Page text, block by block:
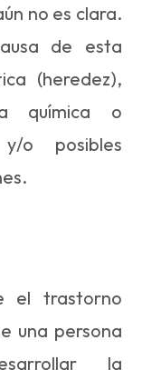
no es clara.
de esta
(heredez),
química o
o posibles
el trastorno
una persona
la